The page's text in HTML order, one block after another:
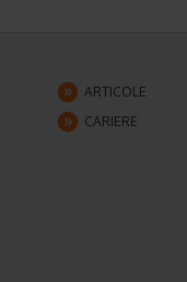
ARTICOLE
CARIERE